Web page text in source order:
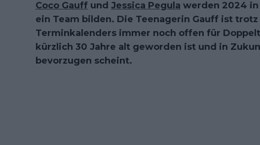
Coco Gauff und Jessica Pegula werden 2024 in
ein Team bilden. Die Teenagerin Gauff ist
Terminkalenders immer noch offen für
kürzlich 30 Jahre alt geworden ist und in
bevorzugen scheint.